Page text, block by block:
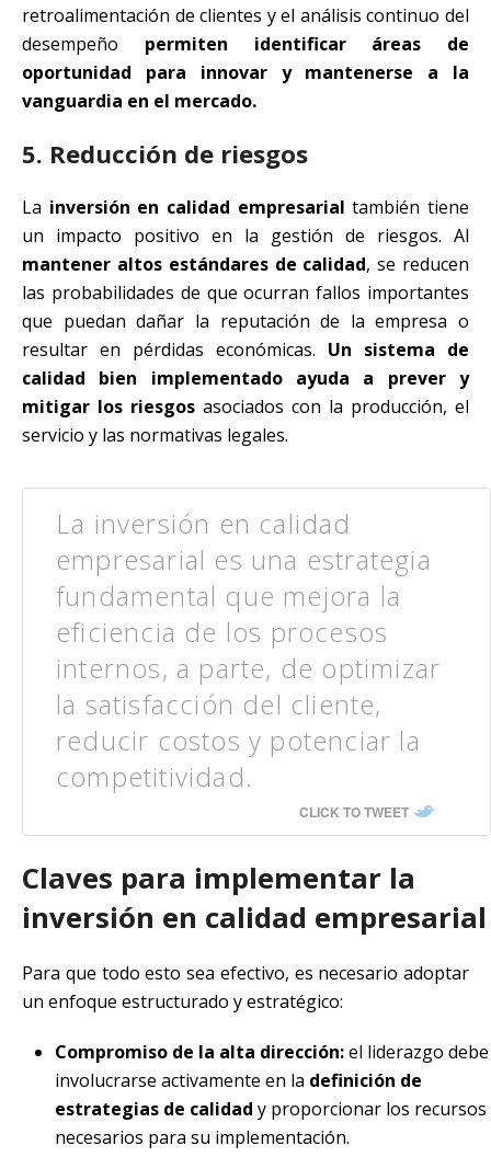
retroalimentación de clientes y el análisis continuo del
desempeño permiten identificar áreas de
oportunidad para innovar y mantenerse a la
vanguardia en el mercado.
5. Reducción de riesgos
La inversión en calidad empresarial también tiene
un impacto positivo en la gestión de riesgos. Al
mantener altos estándares de calidad, se reducen
las probabilidades de que ocurran fallos importantes
que puedan dañar la reputación de la empresa o
resultar en pérdidas económicas. Un sistema de
calidad bien implementado ayuda a prever y
mitigar los riesgos asociados con la producción, el
servicio y las normativas legales.
La inversión en calidad
empresarial es una estrategia
fundamental que mejora la
eficiencia de los procesos
internos, a parte, de optimizar
la satisfacción del cliente,
reducir costos y potenciar la
competitividad.
CLICK TO TWEET
Claves para implementar la
inversión en calidad empresarial
Para que todo esto sea efectivo, es necesario adoptar
un enfoque estructurado y estratégico:
Compromiso de la alta dirección:el liderazgo debe
involucrarse activamente en la definición de
estrategias de calidad y proporcionar los recursos
necesarios para su implementación.